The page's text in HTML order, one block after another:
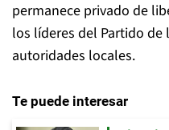
permanece privado de
los líderes del Partido de
autoridades locales.
Te puede interesar